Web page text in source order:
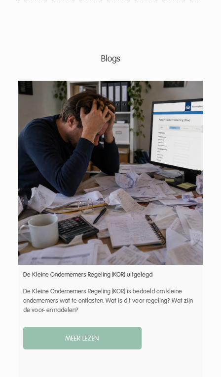
Blogs
De Kleine Ondernemers Regeling (KOR) uitgelegd
De Kleine Ondernemers Regeling (KOR) is bedoeld om kleine
ondernemers wat te ontlasten. Wat is dit voor regeling? Wat zijn
de voor- en nadelen?
MEER LEZEN